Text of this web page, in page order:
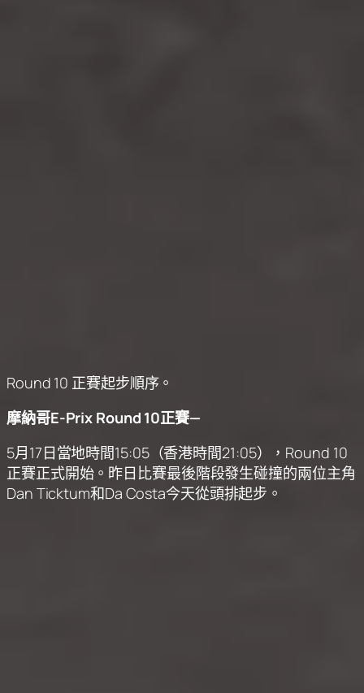
Round 10 正賽起步順序。
摩納哥E-Prix Round 10正賽—
5月17日當地時間15:05（香港時間21:05），Round 10
正賽正式開始。昨日比賽最後階段發生碰撞的兩位主角
Dan Ticktum和Da Costa今天從頭排起步。